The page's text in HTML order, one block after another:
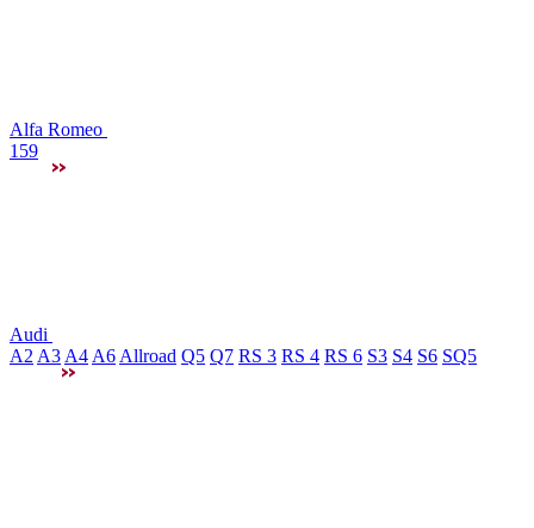
Alfa Romeo
159
Audi
A2 A3 A4 A6 Allroad Q5 Q7 RS 3 RS 4 RS 6 S3 S4 S6 SQ5